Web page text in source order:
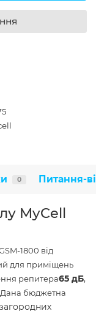
0 Питання-
MyCell
1800 від
для приміщень
репитера65 дБ,
Дана бюджетна
агородних